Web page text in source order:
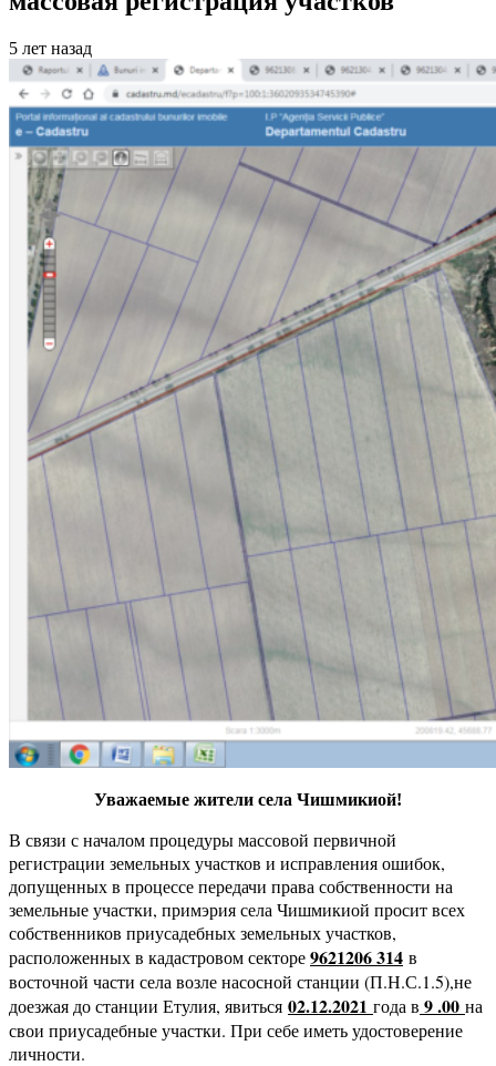
5 лет назад
Уважаемые жители села Чишмикиой!
В связи с началом процедуры массовой первичной
регистрации земельных участков и исправления ошибок,
допущенных в процессе передачи права собственности на
земельные участки, примэрия села Чишмикиой просит всех
собственников приусадебных земельных участков,
расположенных в кадастровом секторе9621206 314 в
восточной части села возле насосной станции (П.Н.С.1.5),не
доезжая до станции Етулия, явиться 02.12.2021 года в 9 .00 на
свои приусадебные участки. При себе иметь удостоверение
личности.